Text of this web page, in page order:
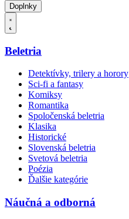
Doplnky
Beletria
Detektívky, trilery a horory
Sci-fi a fantasy
Komiksy
Romantika
Spoločenská beletria
Klasika
Historické
Slovenská beletria
Svetová beletria
Poézia
Ďalšie kategórie
Náučná a odborná